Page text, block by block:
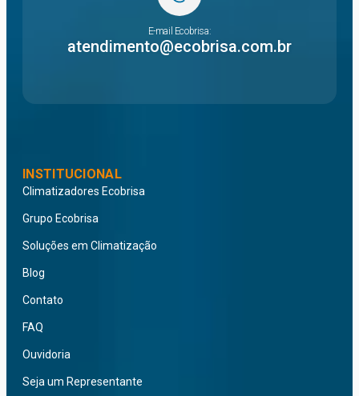
E-mail Ecobrisa:
atendimento@ecobrisa.com.br
INSTITUCIONAL
Climatizadores Ecobrisa
Grupo Ecobrisa
Soluções em Climatização
Blog
Contato
FAQ
Ouvidoria
Seja um Representante